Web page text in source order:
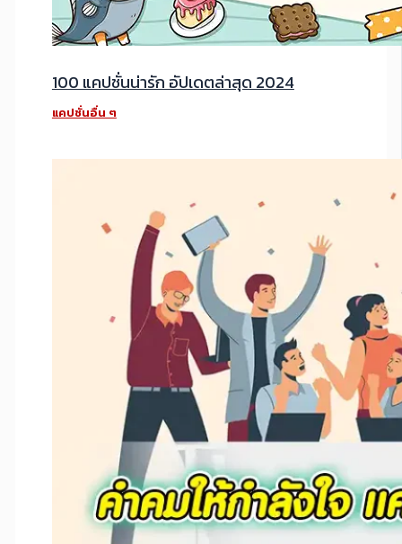
100 แคปชั่นน่ารัก อัปเดตล่าสุด 2024
แคปชั่นอื่น ๆ